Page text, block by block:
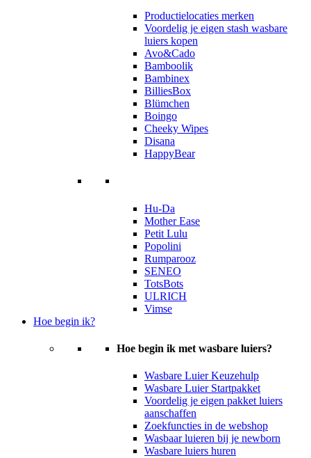
Productielocaties merken
Voordelig je eigen stash wasbare
luiers kopen
Avo&Cado
Bamboolik
Bambinex
BilliesBox
Blümchen
Boingo
Cheeky Wipes
Disana
HappyBear
Hu-Da
Mother Ease
Petit Lulu
Popolini
Rumparooz
SENEO
TotsBots
ULRICH
Vimse
Hoe begin ik?
Hoe begin ik met wasbare luiers?
Wasbare Luier Keuzehulp
Wasbare Luier Startpakket
Voordelig je eigen pakket luiers
aanschaffen
Zoekfuncties in de webshop
Wasbaar luieren bij je newborn
Wasbare luiers huren